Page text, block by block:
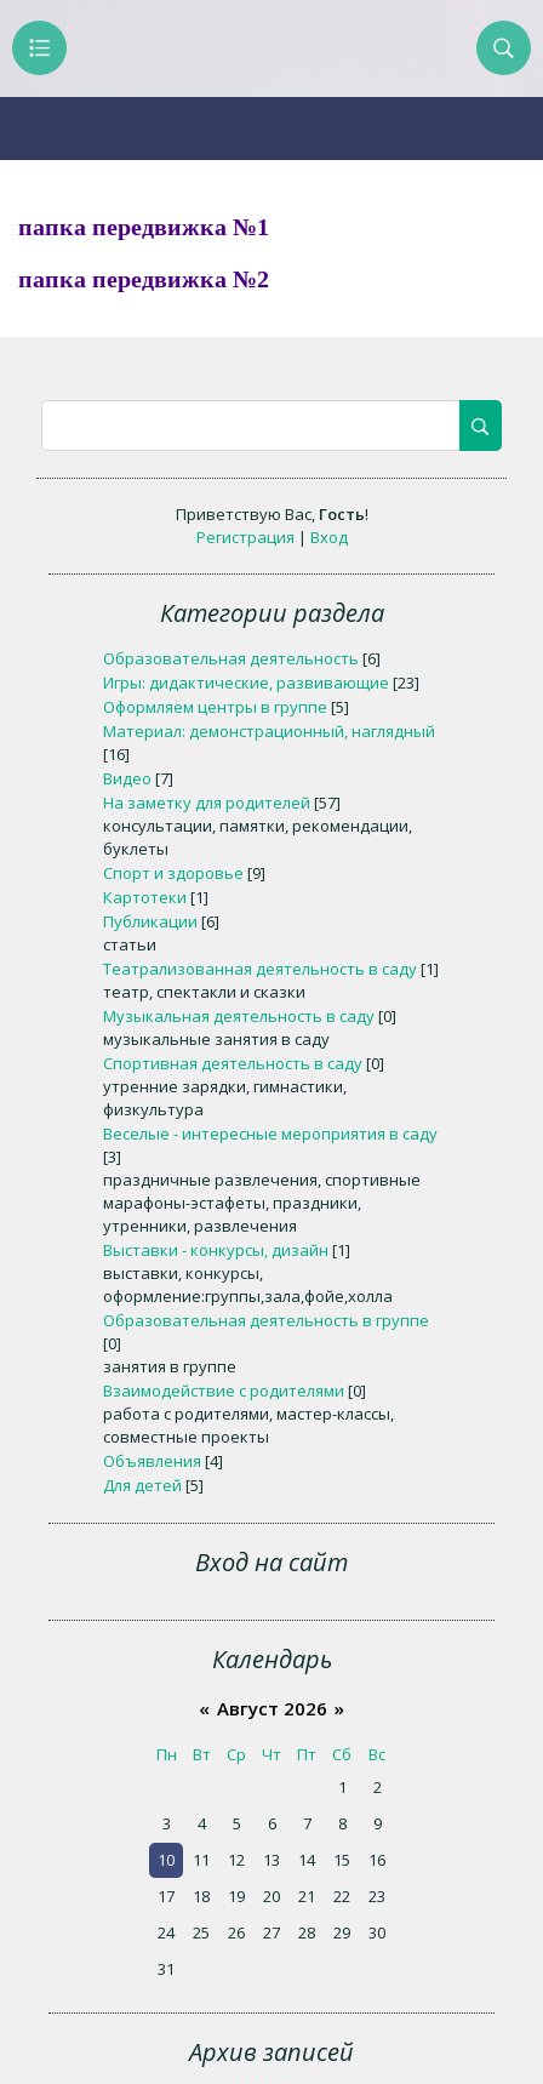
папка передвижка №1
папка передвижка №2
Приветствую Вас, Гость!
Регистрация | Вход
Категории раздела
Образовательная деятельность [6]
Игры: дидактические, развивающие [23]
Оформляем центры в группе [5]
Материал: демонстрационный, наглядный
[16]
Видео [7]
На заметку для родителей [57]
консультации, памятки, рекомендации,
буклеты
Спорт и здоровье [9]
Картотеки [1]
Публикации [6]
статьи
Театрализованная деятельность в саду[1]
театр, спектакли и сказки
Музыкальная деятельность в саду[0]
музыкальные занятия в саду
Спортивная деятельность в саду[0]
утренние зарядки, гимнастики,
физкультура
Веселые - интересные мероприятия в саду
[3]
праздничные развлечения, спортивные
марафоны-эстафеты, праздники,
утренники, развлечения
Выставки - конкурсы, дизайн [1]
выставки, конкурсы,
оформление:группы,зала,фойе,холла
Образовательная деятельность в группе
[0]
занятия в группе
Взаимодействие с родителями [0]
работа с родителями, мастер-классы,
совместные проекты
Объявления [4]
Для детей [5]
Вход на сайт
Календарь
« Август 2026 »
Пн Вт Ср Чт Пт Сб
Вс
1
2
3
4 5 6 7 8
9
10
11 12 13 14 15
16
17
18 19 20 21 22
23
24
25 26 27 28 29
30
31
Архив записей